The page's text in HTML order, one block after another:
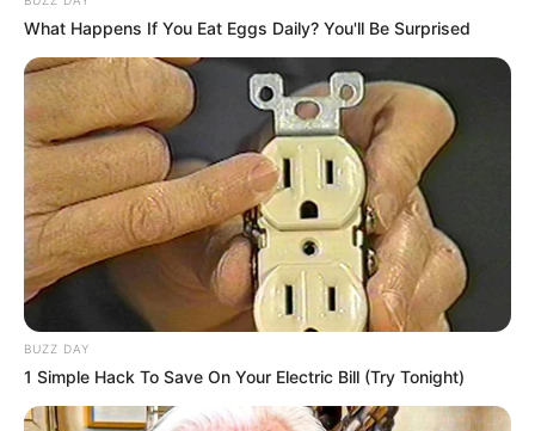
What Happens If You Eat Eggs Daily? You'll Be Surprised
BUZZ DAY
1 Simple Hack To Save On Your Electric Bill (Try Tonight)